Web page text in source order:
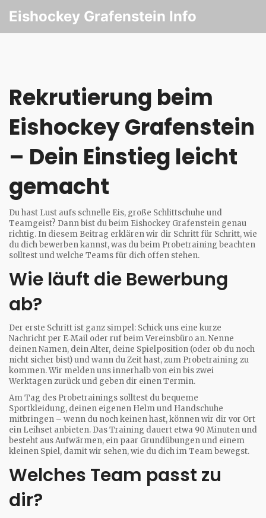
Eishockey Grafenstein Info
Rekrutierung beim
Eishockey Grafenstein
– Dein Einstieg leicht
gemacht
Du hast Lust aufs schnelle Eis, große Schlittschuhe und
Teamgeist? Dann bist du beim Eishockey Grafenstein genau
richtig. In diesem Beitrag erklären wir dir Schritt für Schritt, wie
du dich bewerben kannst, was du beim Probetraining beachten
solltest und welche Teams für dich offen stehen.
Wie läuft die Bewerbung
ab?
Der erste Schritt ist ganz simpel: Schick uns eine kurze
Nachricht per E‑Mail oder ruf beim Vereinsbüro an. Nenne
deinen Namen, dein Alter, deine Spielposition (oder ob du noch
nicht sicher bist) und wann du Zeit hast, zum Probetraining zu
kommen. Wir melden uns innerhalb von ein bis zwei
Werktagen zurück und geben dir einen Termin.
Am Tag des Probetrainings solltest du bequeme
Sportkleidung, deinen eigenen Helm und Handschuhe
mitbringen – wenn du noch keinen hast, können wir dir vor Ort
ein Leihset anbieten. Das Training dauert etwa 90 Minuten und
besteht aus Aufwärmen, ein paar Grundübungen und einem
kleinen Spiel, damit wir sehen, wie du dich im Team bewegst.
Welches Team passt zu
dir?